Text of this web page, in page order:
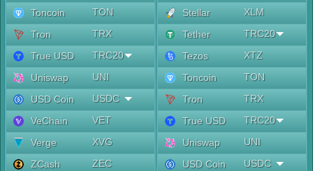
Toncoin
TON
Tron
TRX
True USD
TRC20
Uniswap
UNI
USD Coin
USDC
VeChain
VET
Verge
XVG
ZCash
ZEC
Stellar
XLM
Tether
TRC20
Tezos
XTZ
Toncoin
TON
Tron
TRX
True USD
TRC20
Uniswap
UNI
USD Coin
USDC